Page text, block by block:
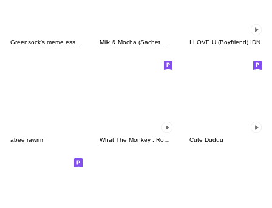
I LOVE U (Boyfriend) IDN
abee rawrrrr Cute Duduu